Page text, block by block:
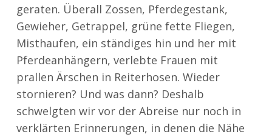
geraten. Überall Zossen, Pferdegestank,
Gewieher, Getrappel, grüne fette Fliegen,
Misthaufen, ein ständiges hin und her mit
Pferdeanhängern, verlebte Frauen mit
prallen Ärschen in Reiterhosen. Wieder
stornieren? Und was dann? Deshalb
schwelgten wir vor der Abreise nur noch in
verklärten Erinnerungen, in denen die Nähe